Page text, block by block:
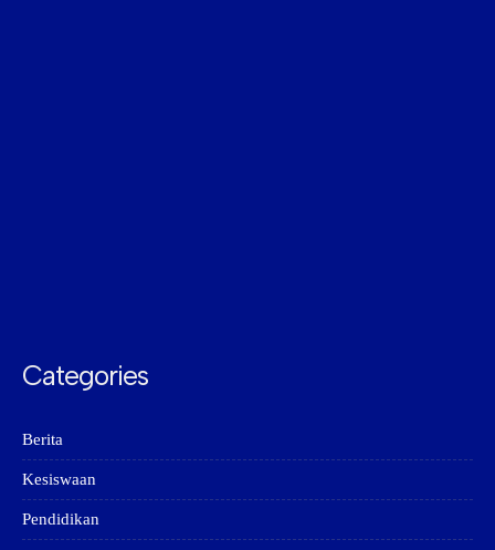
Categories
Berita
Kesiswaan
Pendidikan